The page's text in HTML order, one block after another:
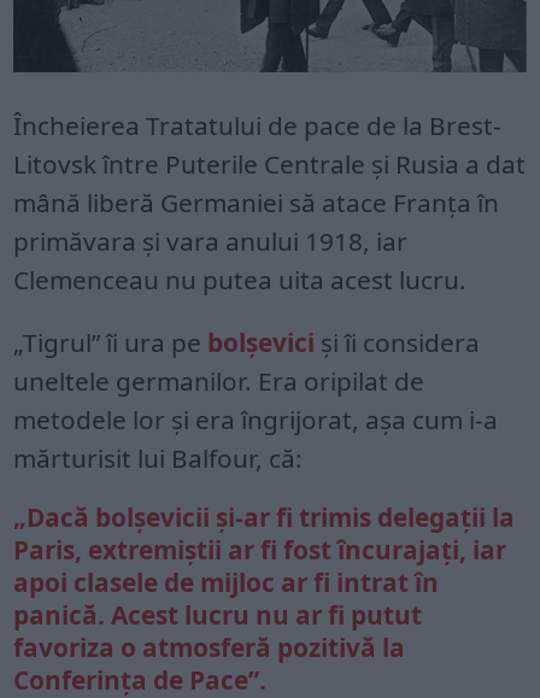
Încheierea Tratatului de pace de la Brest-
Litovsk între Puterile Centrale și Rusia a dat
mână liberă Germaniei să atace Franța în
primăvara și vara anului 1918, iar
Clemenceau nu putea uita acest lucru.
„Tigrul” îi ura pe bolșevici și îi considera
uneltele germanilor. Era oripilat de
metodele lor și era îngrijorat, așa cum i-a
mărturisit lui Balfour, că:
„Dacă bolșevicii și-ar fi trimis delegații la
Paris, extremiștii ar fi fost încurajați, iar
apoi clasele de mijloc ar fi intrat în
panică. Acest lucru nu ar fi putut
favoriza o atmosferă pozitivă la
Conferința de Pace”.